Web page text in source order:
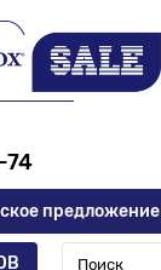
74
предложение